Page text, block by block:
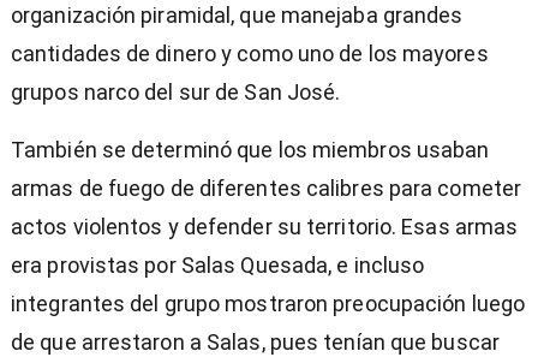
organización piramidal, que manejaba grandes
cantidades de dinero y como uno de los mayores
grupos narco del sur de San José.
También se determinó que los miembros usaban
armas de fuego de diferentes calibres para cometer
actos violentos y defender su territorio. Esas armas
era provistas por Salas Quesada, e incluso
integrantes del grupo mostraron preocupación luego
de que arrestaron a Salas, pues tenían que buscar